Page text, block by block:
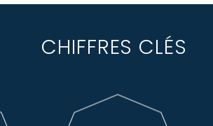
CHIFFRES CLÉS